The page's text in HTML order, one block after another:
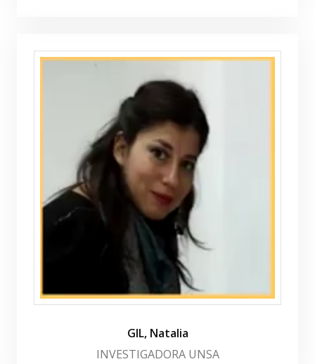
GIL, Natalia
INVESTIGADORA UNSA